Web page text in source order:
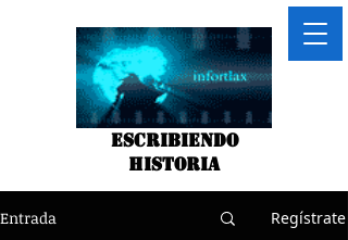
Escribiendo
historia
Entrada Regístrate